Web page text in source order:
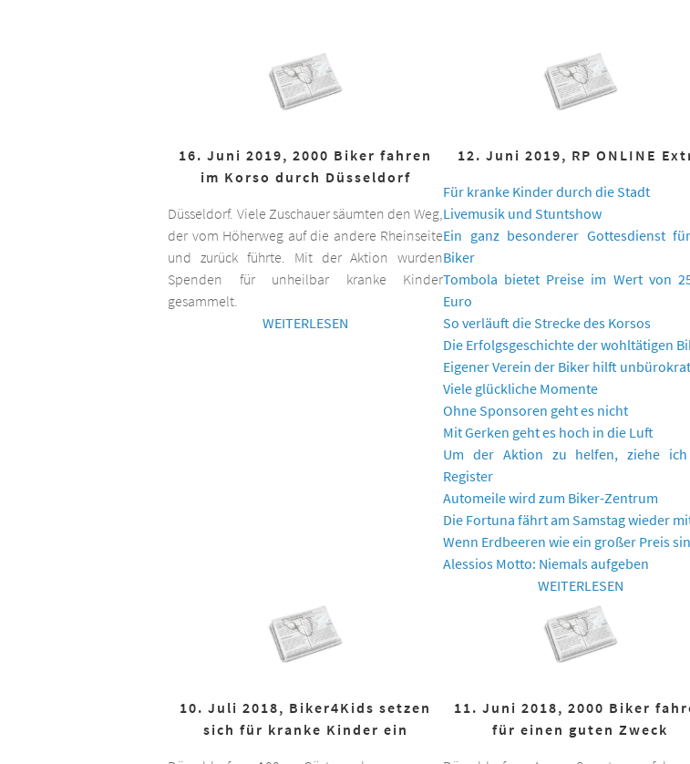
16. Juni 2019, 2000 Biker fahren
im Korso durch Düsseldorf
Düsseldorf. Viele Zuschauer säumten den Weg,
der vom Höherweg auf die andere Rheinseite
und zurück führte. Mit der Aktion wurden
Spenden für unheilbar kranke Kinder
gesammelt.
WEITERLESEN
12. Juni 2019, RP ONLINE
Für kranke Kinder durch die Stadt
Livemusik und Stuntshow
Ein ganz besonderer Gottesdienst
Biker
Tombola bietet Preise im Wert von
Euro
So verläuft die Strecke des Korsos
Die Erfolgsgeschichte der wohltätigen
Eigener Verein der Biker hilft
Viele glückliche Momente
Ohne Sponsoren geht es nicht
Mit Gerken geht es hoch in die Luft
Um der Aktion zu helfen, ziehe
Register
Automeile wird zum Biker-Zentrum
Die Fortuna fährt am Samstag wieder
Wenn Erdbeeren wie ein großer Preis
Alessios Motto: Niemals aufgeben
WEITERLESEN
10. Juli 2018, Biker4Kids setzen
sich für kranke Kinder ein
11. Juni 2018, 2000 Biker
für einen guten Zweck